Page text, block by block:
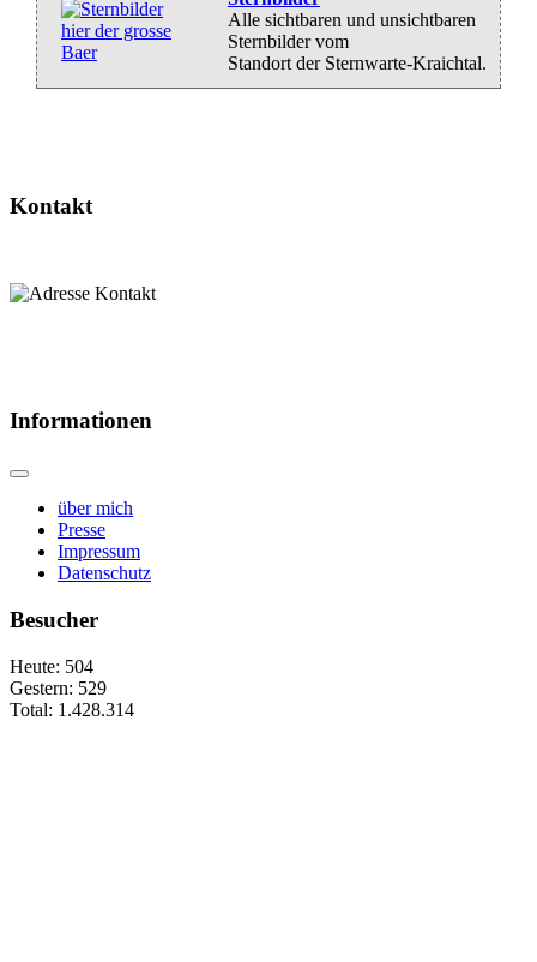
Alle sichtbaren und unsichtbaren
Sternbilder vom
Standort der Sternwarte-Kraichtal.
Kontakt
Informationen
über mich
Presse
Impressum
Datenschutz
Besucher
Heute: 504
Gestern: 529
Total: 1.428.314